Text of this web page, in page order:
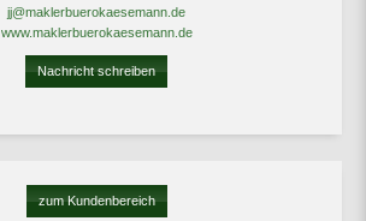
jj@maklerbuerokaesemann.de
www.maklerbuerokaesemann.de
Nachricht schreiben
zum Kundenbereich